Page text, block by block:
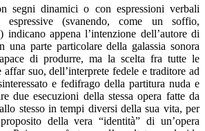
segni dinamici o con espressioni verbali
espressive (svanendo, come un soffio,
indicano appena l’intenzione dell’autore di
una parte particolare della galassia sonora
di produrre, ma la scelta fra tutte le
suo, dell’interprete fedele e traditore ad
e fedifrago della partitura nuda e
due esecuzioni della stessa opera fatte da
stesso in tempi diversi della sua vita, per
della vera “identità” di un’opera